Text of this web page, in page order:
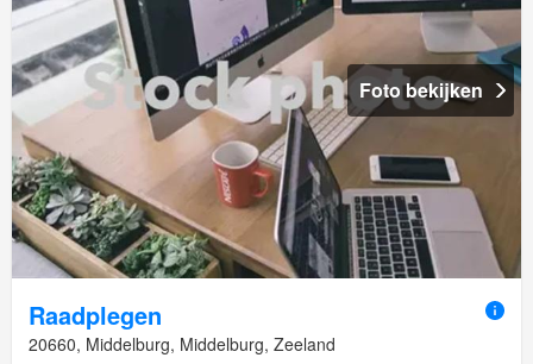
Foto bekijken
Raadplegen
20660, Middelburg, Middelburg, Zeeland